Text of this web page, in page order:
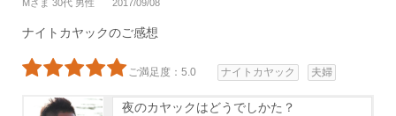
Mさま 30代 男性 2017/09/08
ナイトカヤックのご感想
ご満足度：5.0 ナイトカヤック 夫婦
夜のカヤックはどうでしかた？